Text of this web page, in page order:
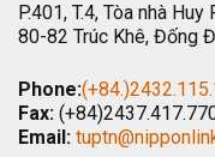
P.401, T.4, Tòa nhà Huy
80-82 Trúc Khê, Đống
Phone:
Fax:
Email: